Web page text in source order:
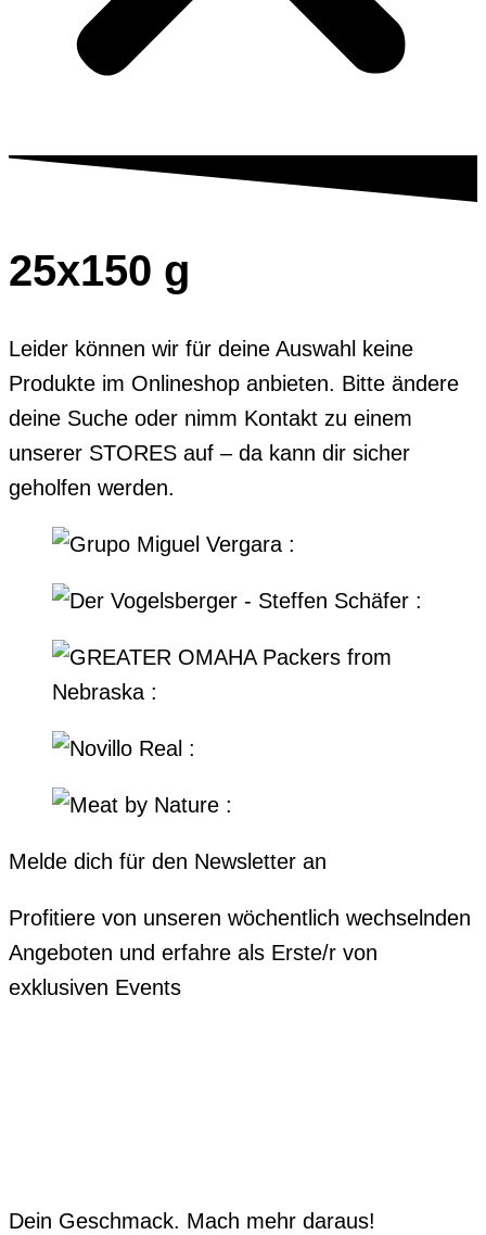
25x150 g
Leider können wir für deine Auswahl keine
Produkte im Onlineshop anbieten. Bitte ändere
deine Suche oder nimm Kontakt zu einem
unserer STORES auf – da kann dir sicher
geholfen werden.
Melde dich für den Newsletter an
Profitiere von unseren wöchentlich wechselnden
Angeboten und erfahre als Erste/r von
exklusiven Events
Dein Geschmack. Mach mehr daraus!